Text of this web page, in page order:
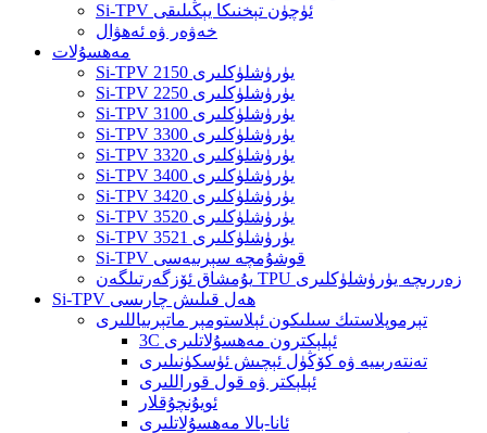
Si-TPV ئۈچۈن تېخنىكا يېڭىلىقى
خەۋەر ۋە ئەھۋال
مەھسۇلات
Si-TPV 2150 يۈرۈشلۈكلىرى
Si-TPV 2250 يۈرۈشلۈكلىرى
Si-TPV 3100 يۈرۈشلۈكلىرى
Si-TPV 3300 يۈرۈشلۈكلىرى
Si-TPV 3320 يۈرۈشلۈكلىرى
Si-TPV 3400 يۈرۈشلۈكلىرى
Si-TPV 3420 يۈرۈشلۈكلىرى
Si-TPV 3520 يۈرۈشلۈكلىرى
Si-TPV 3521 يۈرۈشلۈكلىرى
Si-TPV قوشۇمچە سېرىيەسى
يۇمشاق ئۆزگەرتىلگەن TPU زەررىچە يۈرۈشلۈكلىرى
Si-TPV ھەل قىلىش چارىسى
تېرموپلاستىك سىلىكون ئېلاستومېر ماتېرىياللىرى
3C ئېلېكترون مەھسۇلاتلىرى
تەنتەربىيە ۋە كۆڭۈل ئېچىش ئۈسكۈنىلىرى
ئېلېكتر ۋە قول قوراللىرى
ئويۇنچۇقلار
ئانا-بالا مەھسۇلاتلىرى